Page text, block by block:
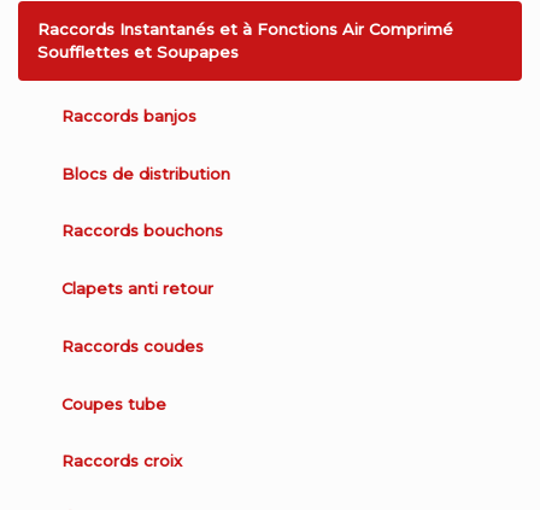
Raccords Instantanés et à Fonctions Air Comprimé
Soufflettes et Soupapes
Raccords banjos
Blocs de distribution
Raccords bouchons
Clapets anti retour
Raccords coudes
Coupes tube
Raccords croix